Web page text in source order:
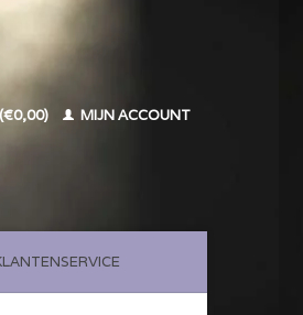
MIJN ACCOUNT